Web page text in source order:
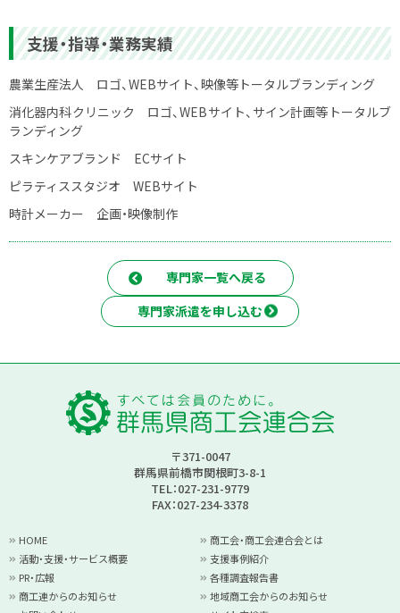
支援・指導・業務実績
農業生産法人 ロゴ、WEBサイト、映像等トータルブランディング
消化器内科クリニック ロゴ、WEBサイト、サイン計画等トータルブ
ランディング
スキンケアブランド ECサイト
ピラティススタジオ WEBサイト
時計メーカー 企画・映像制作
専門家一覧へ戻る
専門家派遣を申し込む
〒371-0047
群馬県前橋市関根町3-8-1
TEL：027-231-9779
FAX：027-234-3378
HOME
商工会・商工会連合会とは
活動・支援・サービス概要
支援事例紹介
PR・広報
各種調査報告書
商工連からのお知らせ
地域商工会からのお知らせ